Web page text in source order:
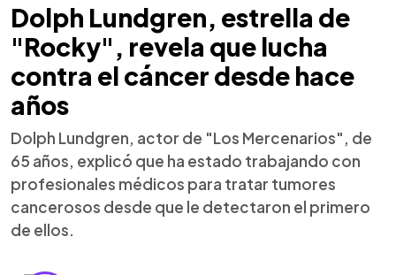
Dolph Lundgren, estrella de
"Rocky", revela que lucha
contra el cáncer desde hace
años
Dolph Lundgren, actor de "Los Mercenarios", de
65 años, explicó que ha estado trabajando con
profesionales médicos para tratar tumores
cancerosos desde que le detectaron el primero
de ellos.